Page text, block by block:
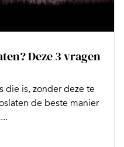
Deze 3 vragen
die is, zonder deze te
de beste manier